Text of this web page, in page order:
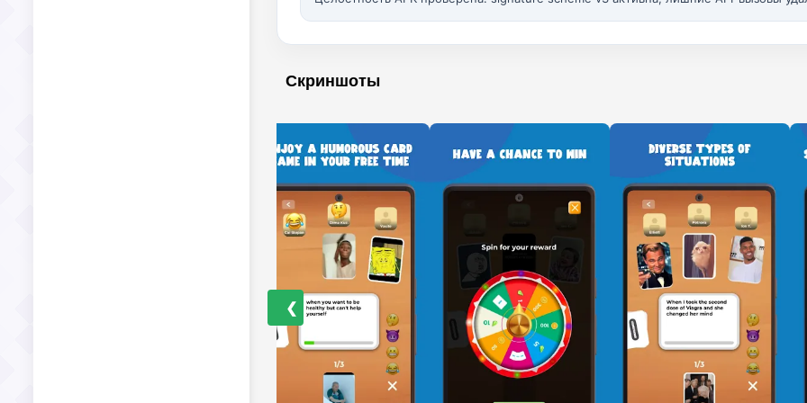
Скриншоты
❮